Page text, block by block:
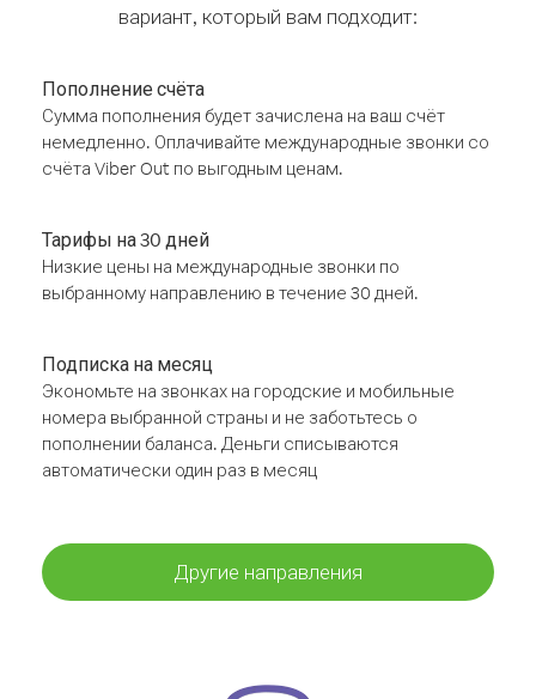
вариант, который вам подходит:
Пополнение счёта
Сумма пополнения будет зачислена на ваш счёт
немедленно. Оплачивайте международные звонки со
счёта Viber Out по выгодным ценам.
Тарифы на 30 дней
Низкие цены на международные звонки по
выбранному направлению в течение 30 дней.
Подписка на месяц
Экономьте на звонках на городские и мобильные
номера выбранной страны и не заботьтесь о
пополнении баланса. Деньги списываются
автоматически один раз в месяц
Другие направления